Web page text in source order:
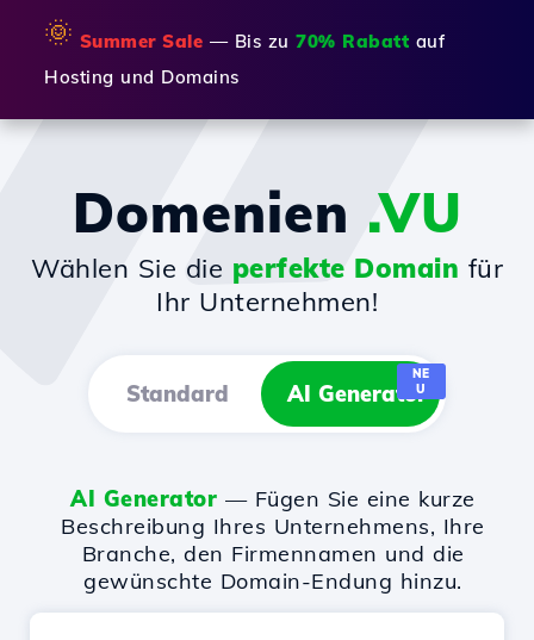
🌞 Summer Sale — Bis zu 70% Rabatt auf
Hosting und Domains
Domenien .VU
Wählen Sie die perfekte Domain für
Ihr Unternehmen!
Standard AI Generator
NE
U
AI Generator — Fügen Sie eine kurze
Beschreibung Ihres Unternehmens, Ihre
Branche, den Firmennamen und die
gewünschte Domain-Endung hinzu.